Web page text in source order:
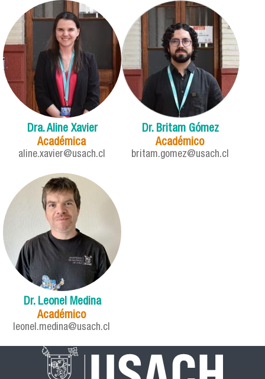
Dra. Aline Xavier
Académica
aline.xavier@usach.cl
Dr. Britam Gómez
Académico
britam.gomez@usach.cl
Dr. Leonel Medina
Académico
leonel.medina@usach.cl